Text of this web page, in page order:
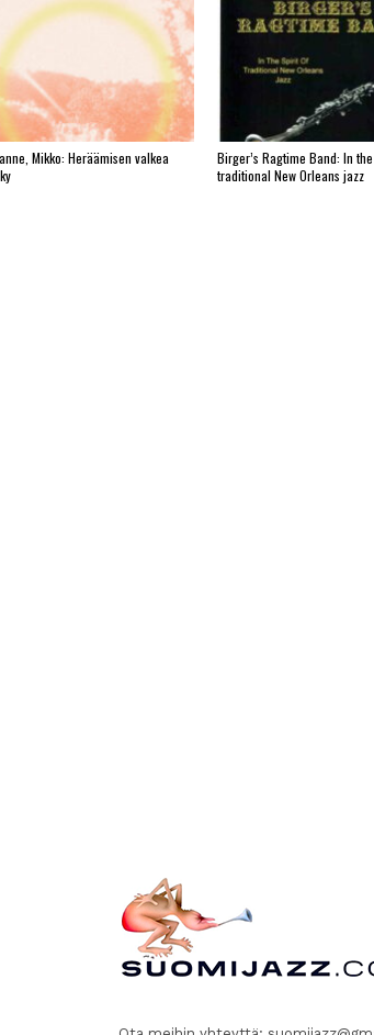
Mikko: Heräämisen valkea
Birger’s Ragtime Band: In
traditional New Orleans jazz